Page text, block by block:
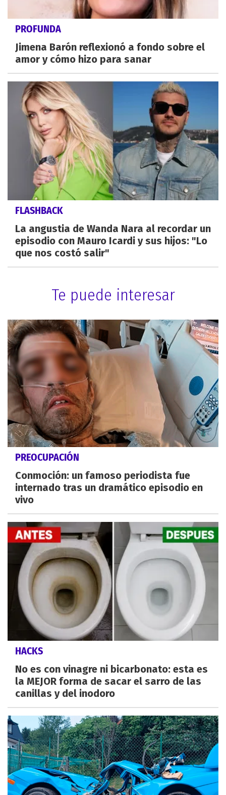
PROFUNDA
Jimena Barón reflexionó a fondo sobre el
amor y cómo hizo para sanar
FLASHBACK
La angustia de Wanda Nara al recordar un
episodio con Mauro Icardi y sus hijos: "Lo
que nos costó salir"
Te puede interesar
PREOCUPACIÓN
Conmoción: un famoso periodista fue
internado tras un dramático episodio en
vivo
HACKS
No es con vinagre ni bicarbonato: esta es
la MEJOR forma de sacar el sarro de las
canillas y del inodoro